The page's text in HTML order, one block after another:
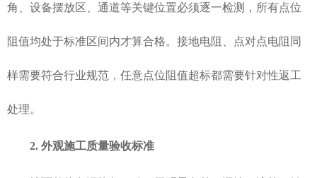
角、设备摆放区、通道等关键位置必须逐一检测，所有点位
阻值均处于标准区间内才算合格。接地电阻、点对点电阻同
样需要符合行业规范，任意点位阻值超标都需要针对性返工
处理。
2. 外观施工质量验收标准